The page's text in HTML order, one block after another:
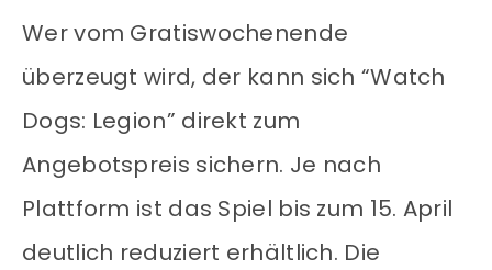
Wer vom Gratiswochenende
überzeugt wird, der kann sich “Watch
Dogs: Legion” direkt zum
Angebotspreis sichern. Je nach
Plattform ist das Spiel bis zum 15. April
deutlich reduziert erhältlich. Die